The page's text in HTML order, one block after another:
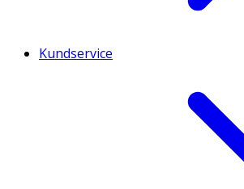
Kundservice